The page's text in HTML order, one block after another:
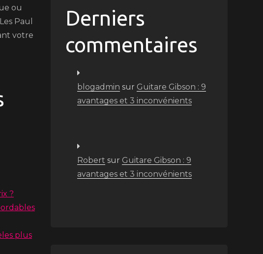
ou
Paul
votre
?
plus
Derniers
commentaires
blogadmin sur Guitare Gibson : 9
avantages et 3 inconvénients
Robert sur Guitare Gibson : 9
avantages et 3 inconvénients